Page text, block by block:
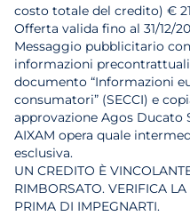
costo totale del credito) €
Offerta valida fino al 31/12/
Messaggio pubblicitario
informazioni
documento “Informazioni
consumatori” (SECCI) e
approvazione Agos Ducato
AIXAM opera quale
esclusiva.
UN CREDITO È
RIMBORSATO. VERIFICA
PRIMA DI IMPEGNARTI.